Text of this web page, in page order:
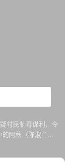
村民制毒谋利，令
阿秋（陈淑兰